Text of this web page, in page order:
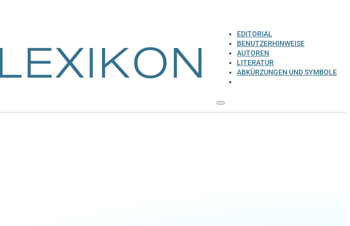
EDITORIAL
BENUTZERHINWEISE
AUTOREN
LITERATUR
ABKÜRZUNGEN UND SYMBOLE